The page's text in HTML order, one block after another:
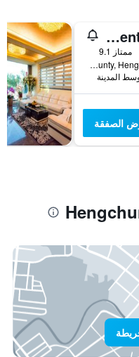
فندق Caesar Park Kenting
ممتاز 9.1
No. 6 Kenting Road, Hengchun Town, Pingtung County, Hengchun Township, تايوان
الصفقة